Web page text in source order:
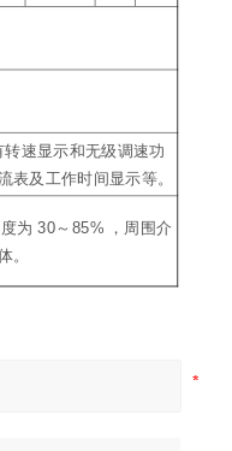
速显示和无级调速功
表及工作时间显示等。
为 30～85% ，周围介
。